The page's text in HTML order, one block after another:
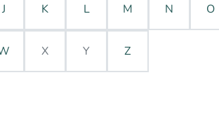
J K L M N O
X Y Z